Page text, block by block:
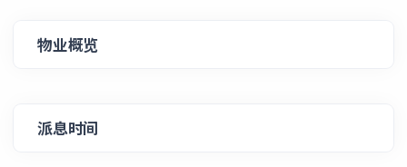
物业概览
派息时间